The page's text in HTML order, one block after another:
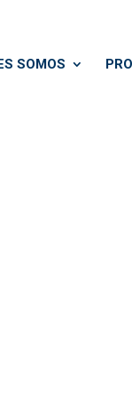
SOMOS